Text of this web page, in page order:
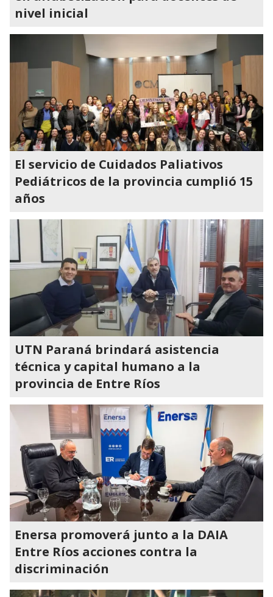
nivel inicial
El servicio de Cuidados Paliativos
Pediátricos de la provincia cumplió 15
años
UTN Paraná brindará asistencia
técnica y capital humano a la
provincia de Entre Ríos
Enersa promoverá junto a la DAIA
Entre Ríos acciones contra la
discriminación